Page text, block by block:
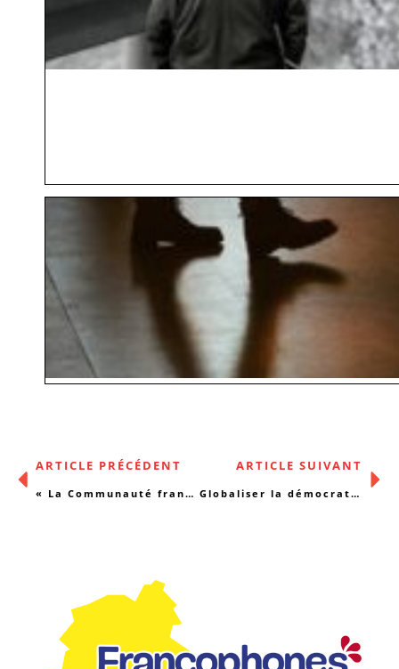
ARTICLE PRÉCÉDENT
« La Communauté française, une paupérisation de nature idéologique »
ARTICLE SUIVANT
Globaliser la démocratie, pas la gadgétiser